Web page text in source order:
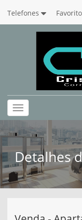
Telefones
Toggle
navigation
Detalhes